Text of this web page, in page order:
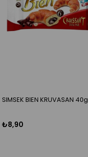
SIMSEK BIEN KRUVASAN 40g
₺8,90